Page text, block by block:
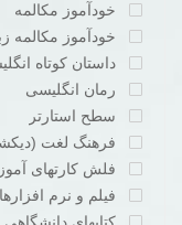
خودآموز مکالمه
خودآموز مکالمه
داستان کوتاه
رمان انگلیسی
سطح استارتر
فرهنگ لغت
فلش کارتهای
فیلم و نرم